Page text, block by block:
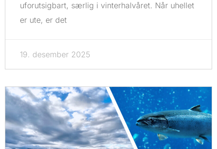
uforutsigbart, særlig i vinterhalvåret. Når uhellet
er ute, er det
19. desember 2025